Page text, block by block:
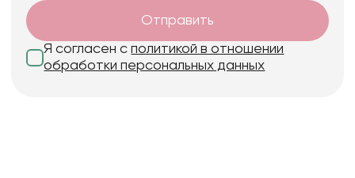
Отправить
Я согласен сполитикой в отношении
обработки персональных данных